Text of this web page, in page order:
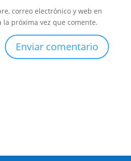
correo electrónico y web en
la próxima vez que comente.